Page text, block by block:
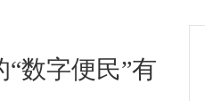
数字便民”有